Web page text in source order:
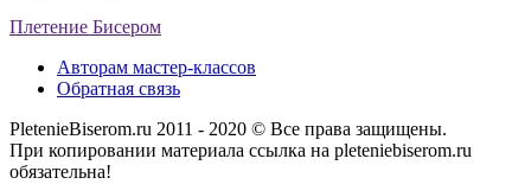
Плетение Бисером
Авторам мастер-классов
Обратная связь
PletenieBiserom.ru 2011 - 2020 © Все права защищены.
При копировании материала ссылка на pleteniebiserom.ru
обязательна!